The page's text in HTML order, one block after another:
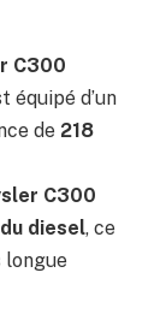
C300
équipé d’un
de 218
C300
du diesel, ce
longue